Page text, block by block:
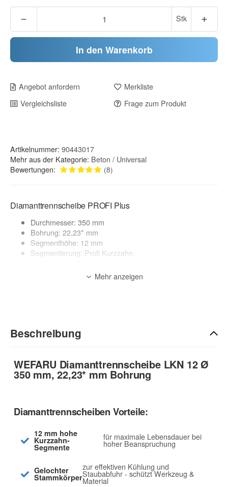
Stk
In den Warenkorb
Angebot anfordern
Merkliste
Vergleichsliste
Frage zum Produkt
Artikelnummer: 90443017
Mehr aus der Kategorie: Beton / Universal
Bewertungen:
(8)
Diamanttrennscheibe PROFI Plus
Durchmesser: 350 mm
Bohrung: 22,23* mm
Segmenthöhe: 12 mm
Segmentierung: Profi Kurzzahn
geeignete Maschinen: Trennschleifer, Tischsägen
Anwendung: Nass + Trocken
2,2), Klinker, Baustellenmaterial, etc.
Mehr anzeigen
Beschreibung
WEFARU Diamanttrennscheibe LKN 12 Ø
350 mm, 22,23* mm Bohrung
Diamanttrennscheiben Vorteile:
12 mm hohe
Kurzzahn-
Segmente
für maximale Lebensdauer bei
hoher Beanspruchung
Gelochter
Stammkörper
zur effektiven Kühlung und
Staubabfuhr - schützt Werkzeug &
Material